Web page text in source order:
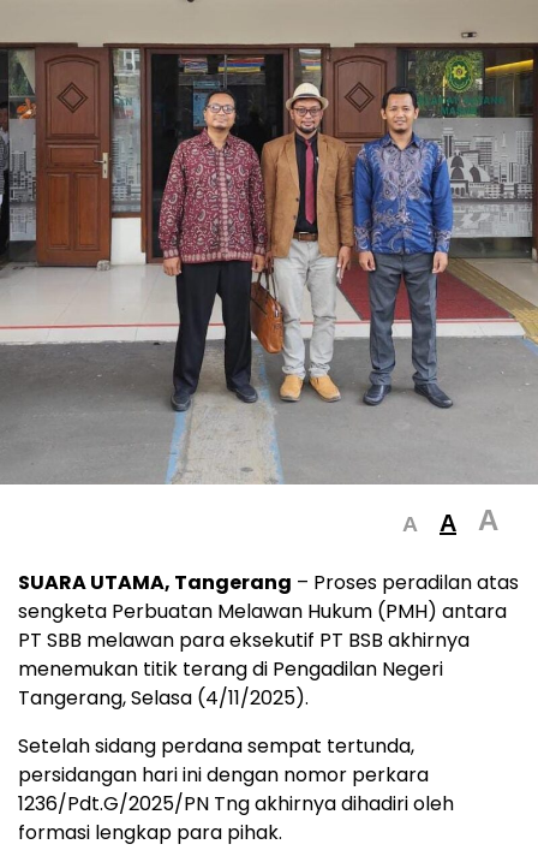
A A A
SUARA UTAMA, Tangerang – Proses peradilan atas
sengketa Perbuatan Melawan Hukum (PMH) antara
PT SBB melawan para eksekutif PT BSB akhirnya
menemukan titik terang di Pengadilan Negeri
Tangerang, Selasa (4/11/2025).
Setelah sidang perdana sempat tertunda,
persidangan hari ini dengan nomor perkara
1236/Pdt.G/2025/PN Tng akhirnya dihadiri oleh
formasi lengkap para pihak.